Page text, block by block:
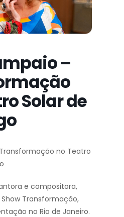
–
Solar de
no Teatro
e compositora,
Transformação,
no Rio de Janeiro.